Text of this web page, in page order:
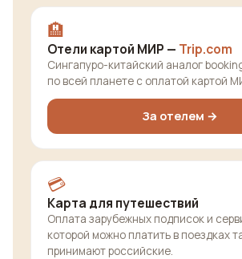
🏨
Отели картой МИР — Trip.com
Сингапуро-китайский аналог
по всей планете с оплатой картой
За отелем →
💳
Карта для путешествий
Оплата зарубежных подписок и
которой можно платить в поездках
принимают российские.